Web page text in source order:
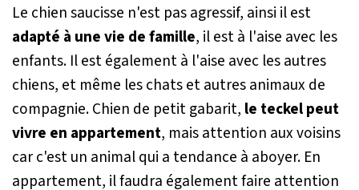
Le chien saucisse n'est pas agressif, ainsi il est
adapté à une vie de famille, il est à l'aise avec les
enfants. Il est également à l'aise avec les autres
chiens, et même les chats et autres animaux de
compagnie. Chien de petit gabarit, le teckel peut
vivre en appartement, mais attention aux voisins
car c'est un animal qui a tendance à aboyer. En
appartement, il faudra également faire attention